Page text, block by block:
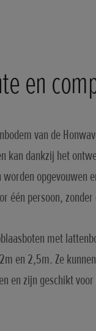
en
van de
kan dankzij het
opgevouwen
één persoon,
met
en 2,5m. Ze
en zijn geschikt